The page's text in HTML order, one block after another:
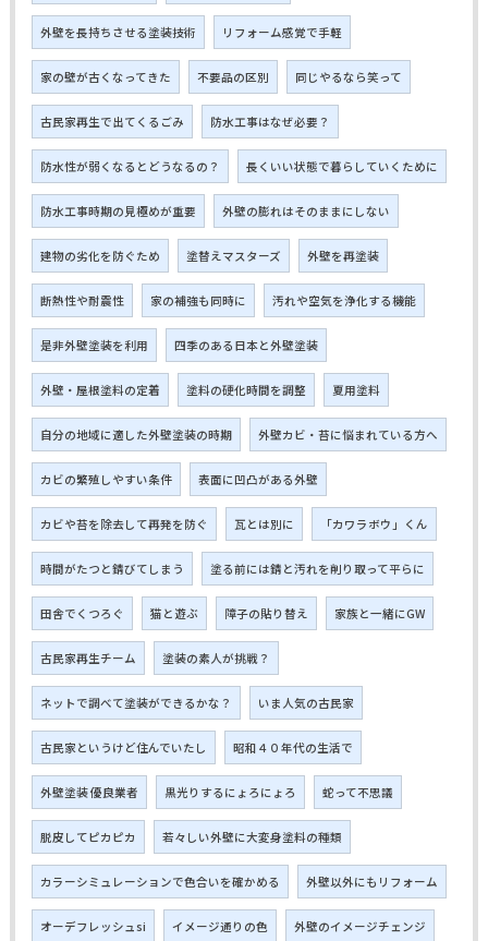
外壁を長持ちさせる塗装技術 リフォーム感覚で手軽
家の壁が古くなってきた 不要品の区別 同じやるなら笑って
古民家再生で出てくるごみ 防水工事はなぜ必要？
防水性が弱くなるとどうなるの？ 長くいい状態で暮らしていくために
防水工事時期の見極めが重要 外壁の膨れはそのままにしない
建物の劣化を防ぐため 塗替えマスターズ 外壁を再塗装
断熱性や耐震性 家の補強も同時に 汚れや空気を浄化する機能
是非外壁塗装を利用 四季のある日本と外壁塗装
外壁・屋根塗料の定着 塗料の硬化時間を調整 夏用塗料
自分の地域に適した外壁塗装の時期 外壁カビ・苔に悩まれている方へ
カビの繁殖しやすい条件 表面に凹凸がある外壁
カビや苔を除去して再発を防ぐ 瓦とは別に 「カワラボウ」くん
時間がたつと錆びてしまう 塗る前には錆と汚れを削り取って平らに
田舎でくつろぐ 猫と遊ぶ 障子の貼り替え 家族と一緒にGW
古民家再生チーム 塗装の素人が挑戦？
ネットで調べて塗装ができるかな？ いま人気の古民家
古民家というけど住んでいたし 昭和４０年代の生活で
外壁塗装 優良業者 黒光りするにょろにょろ 蛇って不思議
脱皮してピカピカ 若々しい外壁に大変身塗料の種類
カラーシミュレーションで色合いを確かめる 外壁以外にもリフォーム
オーデフレッシュsi イメージ通りの色 外壁のイメージチェンジ